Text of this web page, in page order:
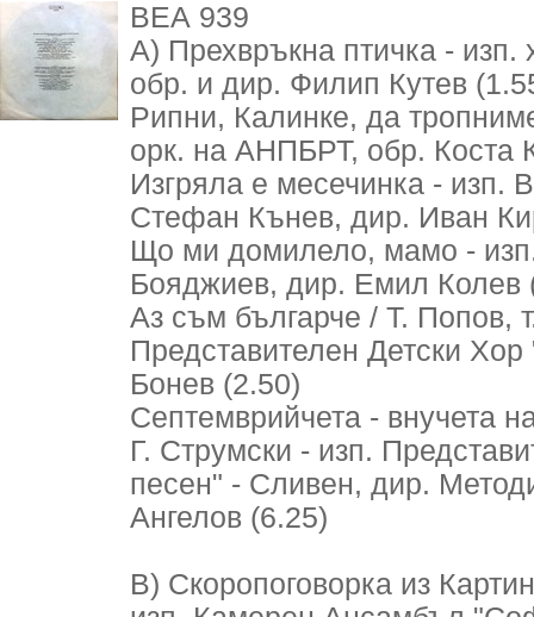
ВЕА 939
А) Прехвръкна птичка -
обр. и дир. Филип Кутев
Рипни, Калинке, да
орк. на АНПБРТ, обр. Коста
Изгряла е месечинка - изп.
Стефан Кънев, дир. Иван
Що ми домилело, мамо -
Бояджиев, дир. Емил Колев
Аз съм българче / Т. Попов,
Представителен Детски
Бонев (2.50)
Септемврийчета - внучета
Г. Струмски - изп.
песен" - Сливен, дир.
Ангелов (6.25)
В) Скоропоговорка из